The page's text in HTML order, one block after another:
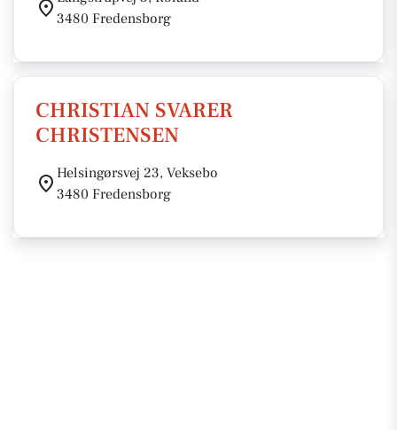
3480 Fredensborg
CHRISTIAN SVARER
CHRISTENSEN
Helsingørsvej 23, Veksebo
3480 Fredensborg